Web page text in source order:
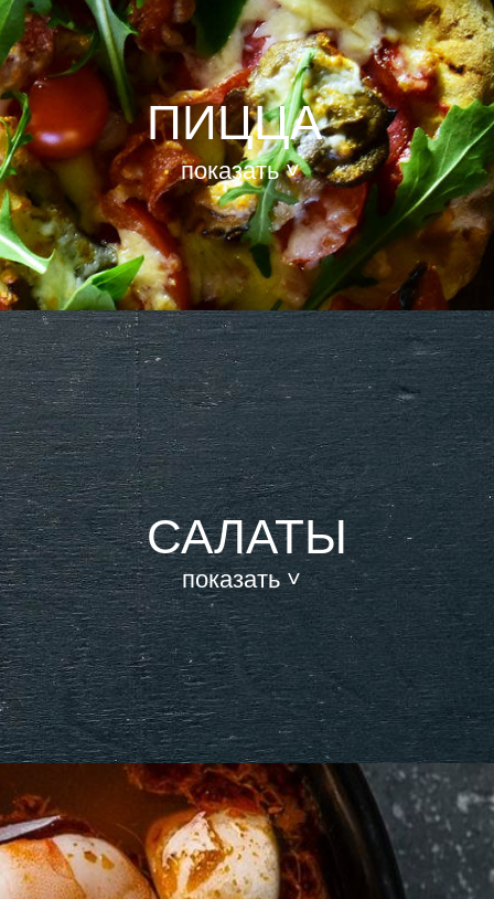
ПИЦЦА
показать ˅
САЛАТЫ
показать ˅